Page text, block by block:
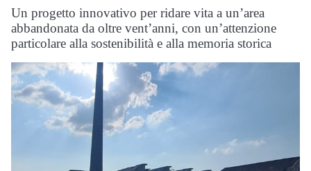
Un progetto innovativo per ridare vita a un’area
abbandonata da oltre vent’anni, con un’attenzione
particolare alla sostenibilità e alla memoria storica